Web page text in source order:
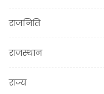
राजनिति
राजस्थान
राज्य